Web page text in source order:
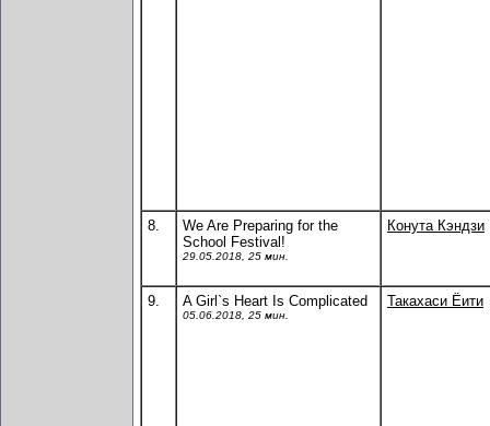
8.
We Are Preparing for the
School Festival!
29.05.2018, 25 мин.
Конута Кэндзи
9. A Girl`s Heart Is Complicated
05.06.2018, 25 мин.
Такахаси Ёити